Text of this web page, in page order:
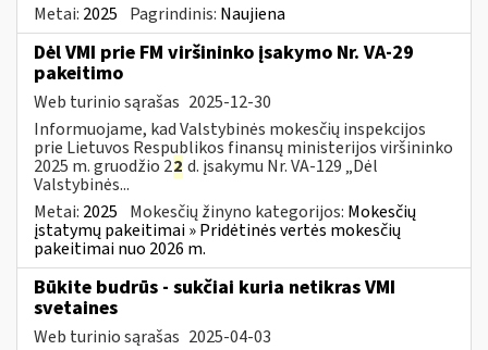
Metai: 2025 Pagrindinis: Naujiena
Dėl VMI prie FM viršininko įsakymo Nr. VA-29
pakeitimo
Web turinio sąrašas 2025-12-30
Informuojame, kad Valstybinės mokesčių inspekcijos
prie Lietuvos Respublikos finansų ministerijos viršininko
2025 m. gruodžio 22 d. įsakymu Nr. VA-129 „Dėl
Valstybinės...
Metai: 2025 Mokesčių žinyno kategorijos: Mokesčių
įstatymų pakeitimai » Pridėtinės vertės mokesčių
pakeitimai nuo 2026 m.
Būkite budrūs - sukčiai kuria netikras VMI
svetaines
Web turinio sąrašas 2025-04-03